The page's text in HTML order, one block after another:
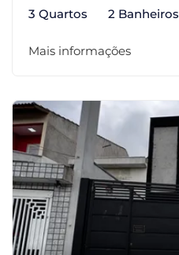
3 Quartos 2 Banheiros
Mais informações